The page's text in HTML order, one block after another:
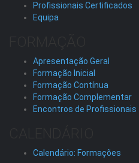
Profissionais Certificados
Equipa
Apresentação Geral
Formação Inicial
Formação Contínua
Formação Complementar
Encontros de Profissionais
Calendário: Formações